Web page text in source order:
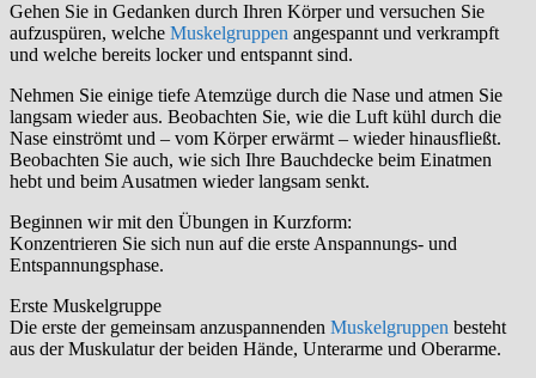
Gehen Sie in Gedanken durch Ihren Körper und versuchen Sie
aufzuspüren, welche Muskelgruppen angespannt und verkrampft
und welche bereits locker und entspannt sind.
Nehmen Sie einige tiefe Atemzüge durch die Nase und atmen Sie
langsam wieder aus. Beobachten Sie, wie die Luft kühl durch die
Nase einströmt und – vom Körper erwärmt – wieder hinausfließt.
Beobachten Sie auch, wie sich Ihre Bauchdecke beim Einatmen
hebt und beim Ausatmen wieder langsam senkt.
Beginnen wir mit den Übungen in Kurzform:
Konzentrieren Sie sich nun auf die erste Anspannungs- und
Entspannungsphase.
Erste Muskelgruppe
Die erste der gemeinsam anzuspannenden Muskelgruppen besteht
aus der Muskulatur der beiden Hände, Unterarme und Oberarme.